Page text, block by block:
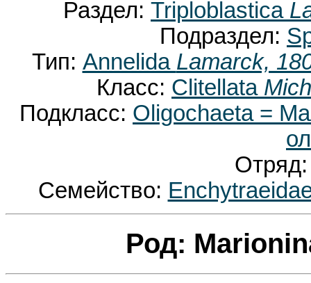
Раздел: Triploblastica
Подраздел:
Тип: Annelida Lamarck,
Класс: Clitellata
Подкласс: Oligochaeta =
Семейство:
Род: